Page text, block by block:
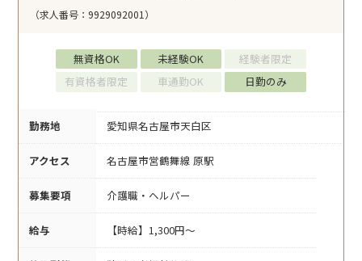
（求人番号：9929092001）
無資格OK 未経験OK
経験者限定
有資格者限定
車通勤OK 日勤のみ
勤務地 愛知県名古屋市天白区
アクセス 名古屋市営鶴舞線 原駅
募集要項 介護職・ヘルパー
給与 【時給】1,300円～